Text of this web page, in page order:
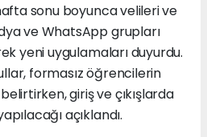
sonu boyunca velileri ve
ve WhatsApp grupları
yeni uygulamaları duyurdu.
formasız öğrencilerin
giriş ve çıkışlarda
açıklandı.